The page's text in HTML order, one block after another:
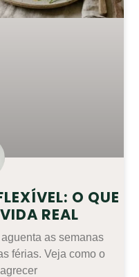
O QUE
REAL
as semanas
férias. Veja como o